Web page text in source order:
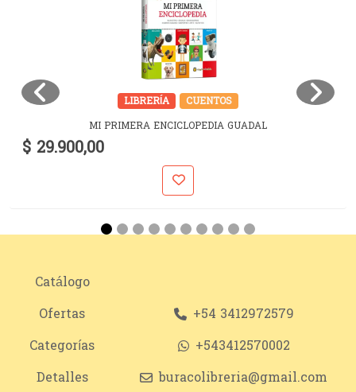
LIBRERÍA
CUENTOS
MI PRIMERA ENCICLOPEDIA GUADAL
$ 29.900,00
Catálogo
Ofertas
Categorías
Detalles
+54 3412972579
+543412570002
buracolibreria@gmail.com